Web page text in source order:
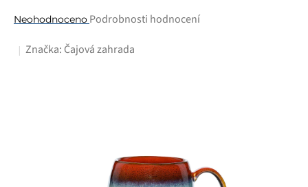
Průměrné
produktu
Neohodnoceno Podrobnosti hodnocení
Značka: Čajová zahrada